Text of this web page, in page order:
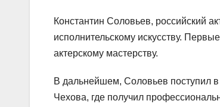
Константин Соловьев, российский
исполнительскому искусству.
актерскому мастерству.
В дальнейшем, Соловьев поступил
Чехова, где получил